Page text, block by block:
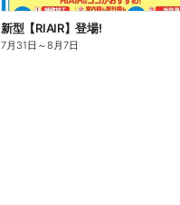
新型【RIAIR】登場!
7月31日 ～8月7日